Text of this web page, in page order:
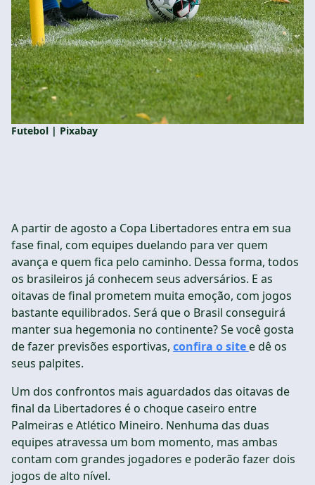
Futebol | Pixabay
A partir de agosto a Copa Libertadores entra em sua
fase final, com equipes duelando para ver quem
avança e quem fica pelo caminho. Dessa forma, todos
os brasileiros já conhecem seus adversários. E as
oitavas de final prometem muita emoção, com jogos
bastante equilibrados. Será que o Brasil conseguirá
manter sua hegemonia no continente? Se você gosta
de fazer previsões esportivas, confira o site e dê os
seus palpites.
Um dos confrontos mais aguardados das oitavas de
final da Libertadores é o choque caseiro entre
Palmeiras e Atlético Mineiro. Nenhuma das duas
equipes atravessa um bom momento, mas ambas
contam com grandes jogadores e poderão fazer dois
jogos de alto nível.